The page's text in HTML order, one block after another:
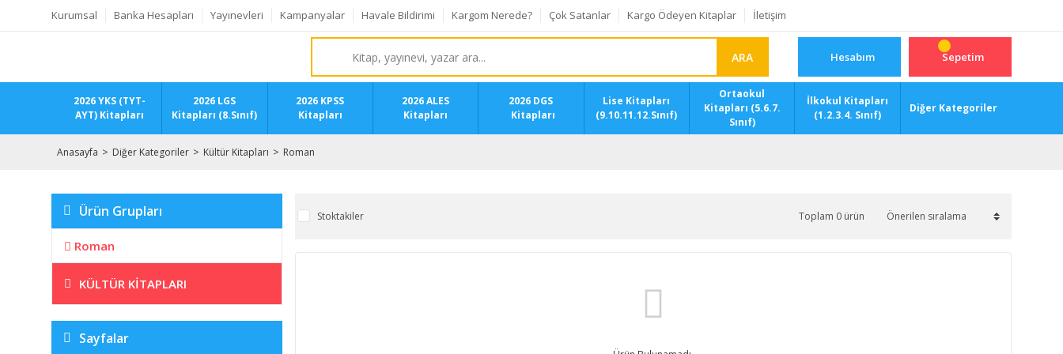
Kurumsal Banka Hesapları Yayınevleri Kampanyalar Havale Bildirimi Kargom Nerede? Çok Satanlar Kargo Ödeyen Kitaplar İletişim
ARA Hesabım Sepetim
2026 YKS (TYT-
AYT) Kitapları
2026 LGS
Kitapları (8.Sınıf)
2026 KPSS
Kitapları
2026 ALES
Kitapları
2026 DGS
Kitapları
Lise Kitapları
(9.10.11.12.Sınıf)
Ortaokul
Kitapları (5.6.7.
Sınıf)
İlkokul Kitapları
(1.2.3.4. Sınıf)
Diğer Kategoriler
Anasayfa Diğer Kategoriler Kültür Kitapları Roman
Ürün Grupları
Roman
KÜLTÜR KITAPLARI
Sayfalar
Stoktakiler Toplam 0 ürün